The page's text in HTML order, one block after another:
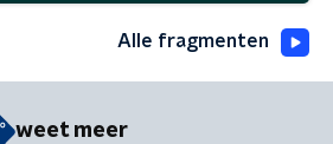
Alle fragmenten
weet meer